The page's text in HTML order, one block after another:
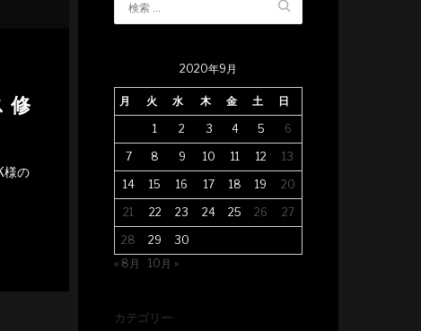
修
様の
2020年9月
月 火 水 木 金 土 日
1 2 3 4 5 6
7 8 9 10 11 12 13
14 15 16 17 18 19 20
21 22 23 24 25 26 27
28 29
30
« 8月
10月 »
カテゴリー